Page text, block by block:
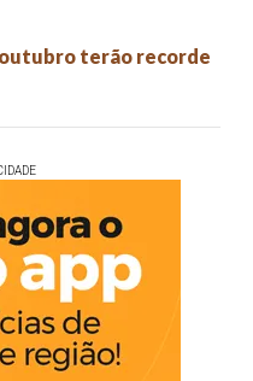
terão recorde